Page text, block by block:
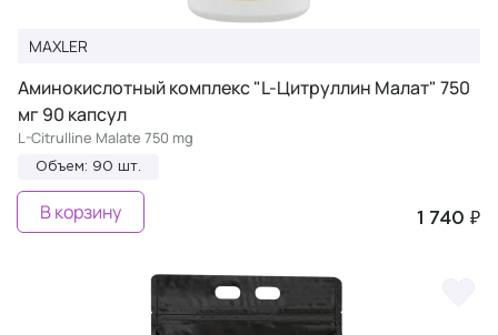
MAXLER
Аминокислотный комплекс "L-Цитруллин Малат" 750
мг 90 капсул
L-Citrulline Malate 750 mg
Объем: 90 шт.
1 740 ₽
В корзину